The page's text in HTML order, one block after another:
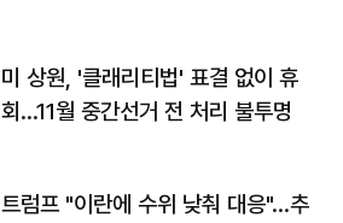
미 상원, '클래리티법' 표결 없이 휴
회…11월 중간선거 전 처리 불투명
트럼프 "이란에 수위 낮춰 대응"…추